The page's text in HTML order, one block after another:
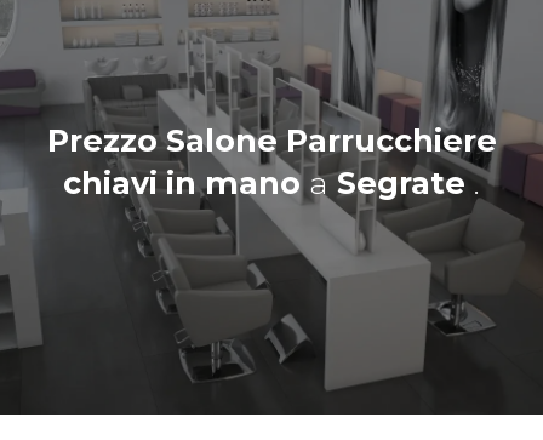
Prezzo Salone Parrucchiere
chiavi in mano aSegrate.